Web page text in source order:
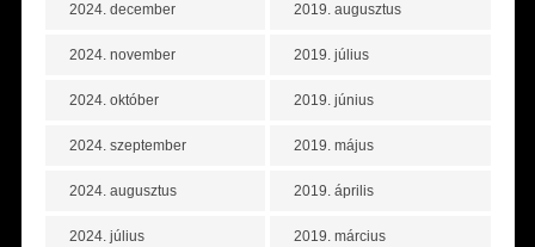
2024. december
2024. november
2024. október
2024. szeptember
2024. augusztus
2024. július
2019. augusztus
2019. július
2019. június
2019. május
2019. április
2019. március